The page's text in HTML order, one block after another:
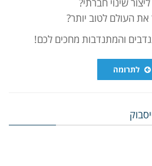
את העולם לטוב יותר?
לתרומה